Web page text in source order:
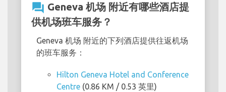
question_answer Geneva 机场 附近有哪些酒店提
供机场班车服务？
Geneva 机场 附近的下列酒店提供往返机场
的班车服务：
Hilton Geneva Hotel and Conference
Centre (0.86 KM / 0.53 英里)